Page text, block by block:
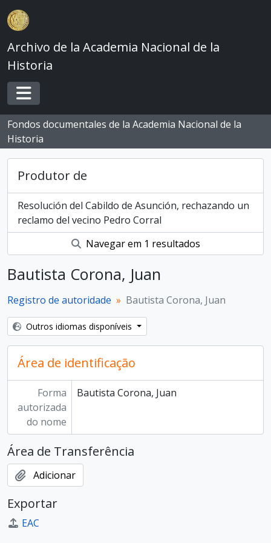
Skip to main content
Archivo de la Academia Nacional de la
Historia
Toggle navigation
Fondos documentales de la Academia Nacional de la
Historia
Produtor de
Resolución del Cabildo de Asunción, rechazando un
reclamo del vecino Pedro Corral
Navegar em 1 resultados
Bautista Corona, Juan
Registro de autoridade Bautista Corona, Juan
Outros idiomas disponíveis
Área de identificação
Forma
autorizada
do nome
Bautista Corona, Juan
Área de Transferência
Adicionar
Exportar
EAC